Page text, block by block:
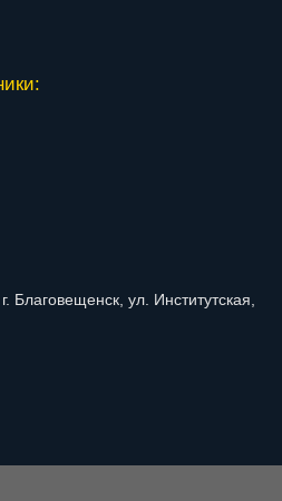
Благовещенск, ул. Институтская,